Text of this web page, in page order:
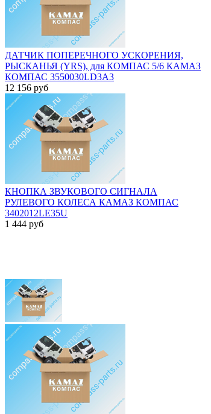
ДАТЧИК ПОПЕРЕЧНОГО УСКОРЕНИЯ,
РЫСКАНЬЯ (YRS), для КОМПАС 5/6 КАМАЗ
КОМПАС 3550030LD3A3
12 156 руб
КНОПКА ЗВУКОВОГО СИГНАЛА
РУЛЕВОГО КОЛЕСА КАМАЗ КОМПАС
3402012LE35U
1 444 руб